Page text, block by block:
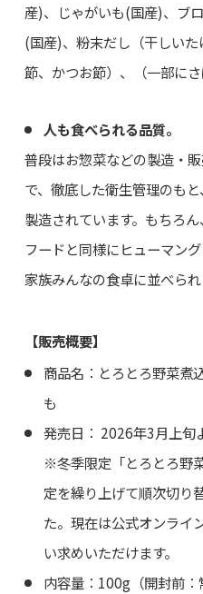
産)、じゃがいも(国産)、ブ
(国産)、粉末だし（干しい
節、かつお節）、（一部にさ
人も食べられる品質。
普段はお惣菜などの製造・
で、徹底した衛生管理のも
製造されています。もちろ
フードと同様にヒューマン
家族みんなの食卓に並べられ
【販売概要】
商品名：とろとろ野菜
も
発売日： 2026年3月上旬
※冬季限定「とろとろ野
定を繰り上げて順次切り
た。現在は公式オンライ
い求めいただけます。
内容量：100g（開封前：